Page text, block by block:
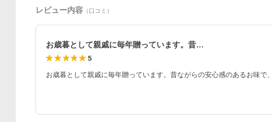
レビュー内容 （口コミ）
お歳暮として親戚に毎年贈っています。昔…
5
お歳暮として親戚に毎年贈っています。昔ながらの安心感のあるお味で